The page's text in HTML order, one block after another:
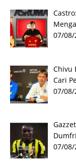
07/08/
Chivu
Cari
07/08/
07/08/